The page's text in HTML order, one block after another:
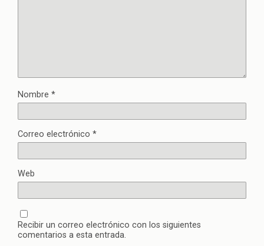
Nombre *
Correo electrónico *
Web
Recibir un correo electrónico con los siguientes
comentarios a esta entrada.